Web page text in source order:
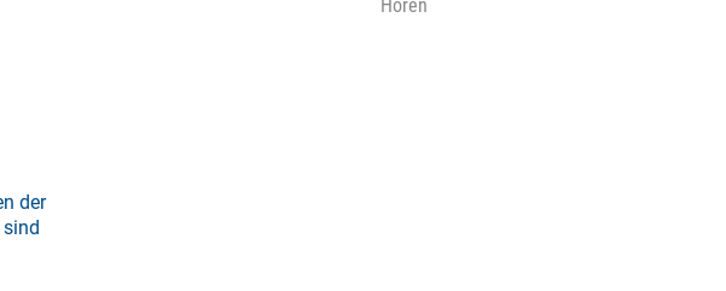
Hören
der
sind